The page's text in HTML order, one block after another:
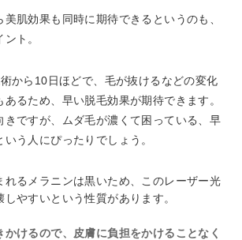
美肌効果も同時に期待できるというのも、
ト。
から10日ほどで、毛が抜けるなどの変化
るため、早い脱毛効果が期待できます。
きですが、ムダ毛が濃くて困っている、早
う人にぴったりでしょう。
れるメラニンは黒いため、このレーザー光
やすいという性質があります。
けるので、皮膚に負担をかけることなく